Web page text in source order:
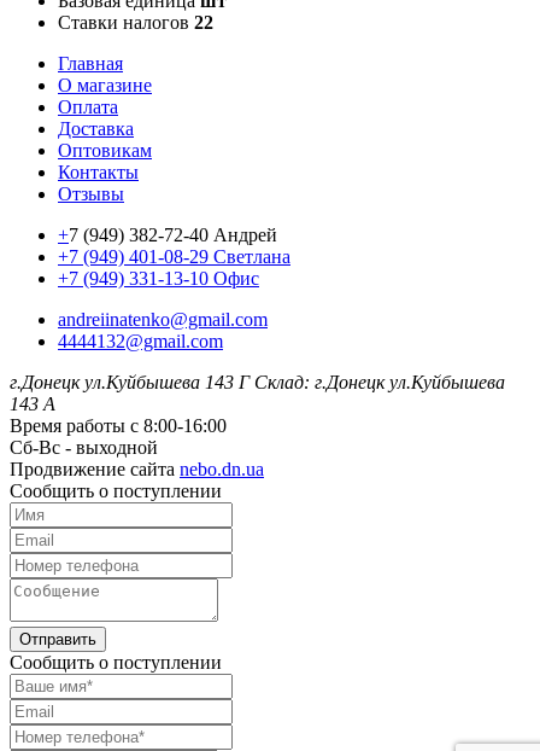
Ставки налогов 22
Главная
О магазине
Оплата
Доставка
Оптовикам
Контакты
Отзывы
+7 (949) 382-72-40 Андрей
+7 (949) 401-08-29 Светлана
+7 (949) 331-13-10 Офис
andreiinatenko@gmail.com
4444132@gmail.com
г.Донецк ул.Куйбышева 143 Г Склад: г.Донецк ул.Куйбышева
143 А
Время работы с 8:00-16:00
Сб-Вс - выходной
Продвижение сайта nebo.dn.ua
Сообщить о поступлении
Отправить
Сообщить о поступлении